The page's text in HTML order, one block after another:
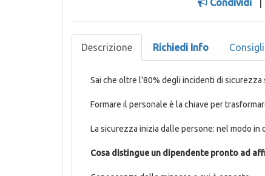
Descrizione Richiedi Info
Sai che oltre l'80% degli incidenti di sicurezza
Formare il personale è la chiave per
La sicurezza inizia dalle persone: nel modo
Cosa distingue un dipendente pronto ad